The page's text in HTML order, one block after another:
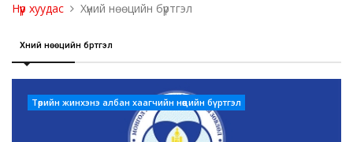
Нүүр хуудас Хүний нөөцийн бүртгэл
Хүний нөөцийн бүртгэл
Төрийн жинхэнэ албан хаагчийн нөөцийн бүртгэл